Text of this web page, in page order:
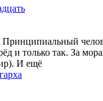
Принципиальный
и только так. За
И ещё